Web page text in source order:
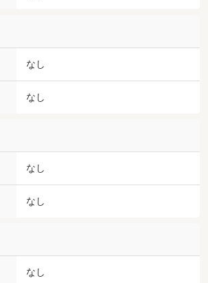
なし
なし
なし
なし
なし